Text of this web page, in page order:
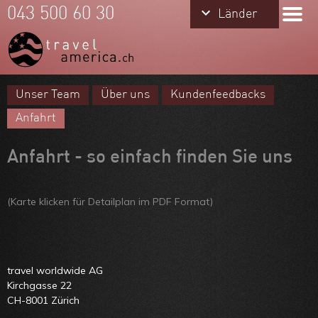
Meine Favoriten
Team
Über uns
keyboard_arrow_down Länder
Alaska
keyboard_arrow_down Länder
043 500 60 30
Unser Team Über uns
Kundenfeedbacks
Anfahrt
Anfahrt - so einfach finden Sie uns
(Karte klicken für Detailplan im PDF Format)
travel worldwide AG
Kirchgasse 22
CH-8001 Zürich